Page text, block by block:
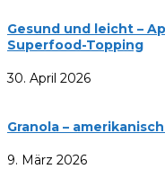
Gesund und leicht –
Superfood-Topping
30. April 2026
Granola –
9. März 2026